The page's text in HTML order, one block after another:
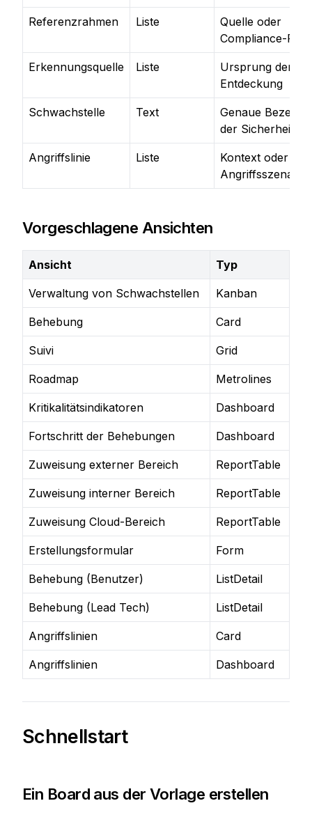
Referenzrahmen Liste
Quelle oder
Compliance-
Erkennungsquelle Liste
Ursprung der
Entdeckung
Schwachstelle Text
Genaue
der
Angriffslinie Liste
Kontext oder
Angriffsszenario
Vorgeschlagene Ansichten
Ansicht Typ
Verwaltung von Schwachstellen Kanban
Behebung Card
Suivi Grid
Roadmap Metrolines
Kritikalitätsindikatoren Dashboard
Fortschritt der Behebungen Dashboard
Zuweisung externer Bereich ReportTable
Zuweisung interner Bereich ReportTable
Zuweisung Cloud-Bereich ReportTable
Erstellungsformular Form
Behebung (Benutzer) ListDetail
Behebung (Lead Tech) ListDetail
Angriffslinien Card
Angriffslinien Dashboard
Schnellstart
Ein Board aus der Vorlage erstellen